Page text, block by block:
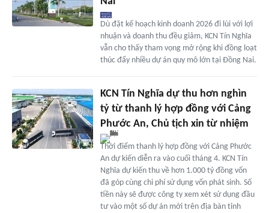
Dù đặt kế hoạch kinh doanh 2026 đi lùi với lợi
nhuận và doanh thu đều giảm, KCN Tín Nghĩa
vẫn cho thấy tham vọng mở rộng khi đồng loạt
thúc đẩy nhiều dự án quy mô lớn tại Đồng Nai.
KCN Tín Nghĩa dự thu hơn nghìn
tỷ từ thanh lý hợp đồng với Cảng
Phước An, Chủ tịch xin từ nhiệm
Thời điểm thanh lý hợp đồng với Cảng Phước
An dự kiến diễn ra vào cuối tháng 4. KCN Tín
Nghĩa dự kiến thu về hơn 1.000 tỷ đồng vốn
đã góp cùng chi phí sử dụng vốn phát sinh. Số
tiền này sẽ được công ty xem xét sử dụng đầu
tư vào một số dự án mới trên địa bàn tỉnh